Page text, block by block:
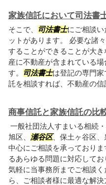
家族信託において司法書
そこで、 司法書士にご相談い
ットがあります。 必要な諸
することができることが大
産に不動産が含まれている
す。
司法書士は登記の専門家
託を相談すれば、不動産の
商事信託と家族信託の比
一般社団法人すまいる相続
旭区、 瀬谷区、保土ヶ谷区
中心にご相談を承っており
るあらゆる問題に対応して
気軽に当事務所までご相談
ら、ご相談者様に最適な解